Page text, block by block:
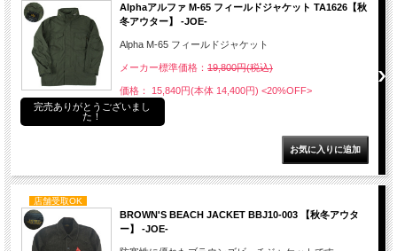
Alphaアルファ M-65 フィールドジャケット TA1626【秋
冬アウター】 -JOE-
Alpha M-65 フィールドジャケット
メーカー標準価格： 19,800円(税込)
価格： 15,840円(本体 14,400円) <20%OFF>
完売ありがとうございまし
た！
店舗受取OK
BROWN'S BEACH JACKET BBJ10-003 【秋冬アウタ
ー】 -JOE-